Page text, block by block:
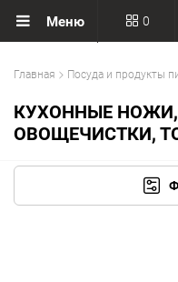
Меню 0
Главная Посуда и продукты
КУХОННЫЕ
ОВОЩЕЧИСТКИ,